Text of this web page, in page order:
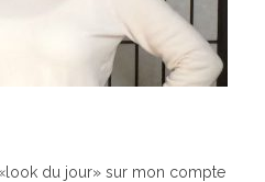
du jour» sur mon compte